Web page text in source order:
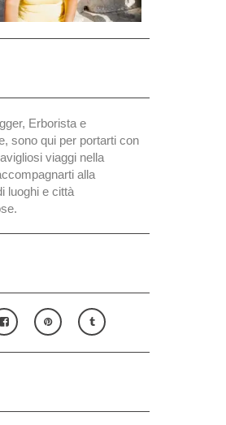
Erborista e
sono qui per portarti con
viaggi nella
alla
luoghi e città